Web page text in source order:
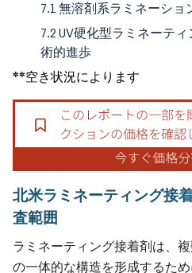
7.1 無溶剤系ラミネーショ
7.2 UV硬化型ラミネーテ
術的進歩
**空き状況によります
北米ラミネーティング接
査範囲
ラミネーティング接着剤は、
の一体的な構造を形成するた